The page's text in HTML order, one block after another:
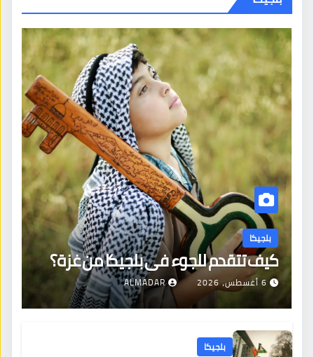
بلجيكا
كيف تتقدم للجوء في بلجيكا من غزة؟
6 أغسطس، 2026 ALMADAR
بلجيكا